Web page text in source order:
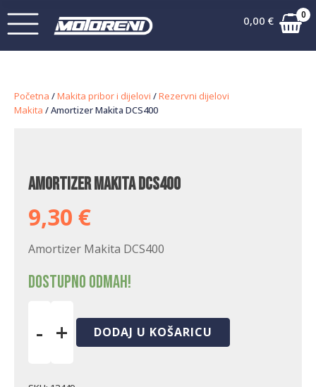
0,00 € 0
Početna /Makita pribor i dijelovi /Rezervni dijelovi
Makita / Amortizer Makita DCS400
Amortizer Makita DCS400
9,30 €
Amortizer Makita DCS400
Dostupno odmah!
-
količina
+ DODAJ U KOŠARICU